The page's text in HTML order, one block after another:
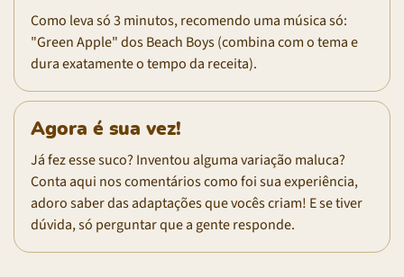
Como leva só 3 minutos, recomendo uma música só:
"Green Apple" dos Beach Boys (combina com o tema e
dura exatamente o tempo da receita).
Agora é sua vez!
Já fez esse suco? Inventou alguma variação maluca?
Conta aqui nos comentários como foi sua experiência,
adoro saber das adaptações que vocês criam! E se tiver
dúvida, só perguntar que a gente responde.